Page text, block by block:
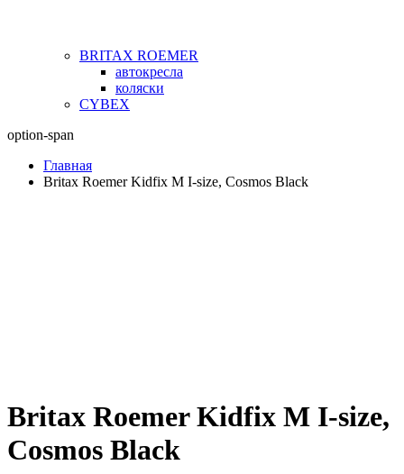
BRITAX ROEMER
автокресла
коляски
CYBEX
option-span
Главная
Britax Roemer Kidfix M I-size, Cosmos Black
Britax Roemer Kidfix M I-size,
Cosmos Black